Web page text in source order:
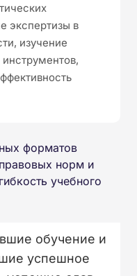
экспертизы в
изучение
форматов
норм и
учебного
обучение и
успешное